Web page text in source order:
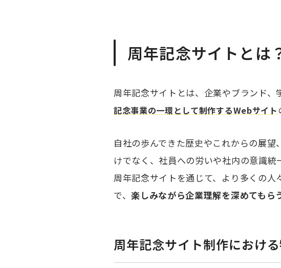
周年記念サイトとは
周年記念サイトとは、企業やブランド、
記念事業の一環として制作するWebサイト
自社の歩んできた歴史やこれからの展
けでなく、社員への労いや社内の意識統
周年記念サイトを通じて、より多くの
で、楽しみながら企業理解を深めてもら
周年記念サイト制作におけ